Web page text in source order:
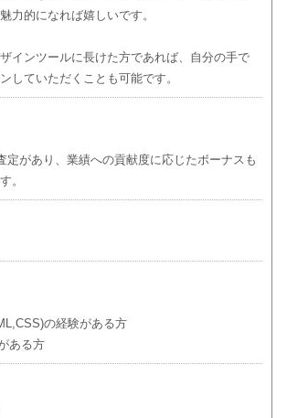
力的になれば嬉しいです。
インツールに長けた方であれば、自分の手で
していただくことも可能です。
定があり、業績への貢献度に応じたボーナスも
。
の経験がある方
ある方